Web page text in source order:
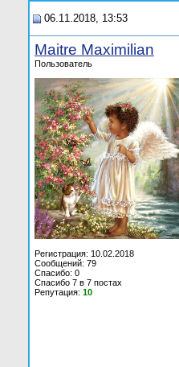
06.11.2018, 13:53
Maitre Maximilian
Пользователь
Регистрация: 10.02.2018
Сообщений: 79
Спасибо: 0
Спасибо 7 в 7 постах
Репутация: 10